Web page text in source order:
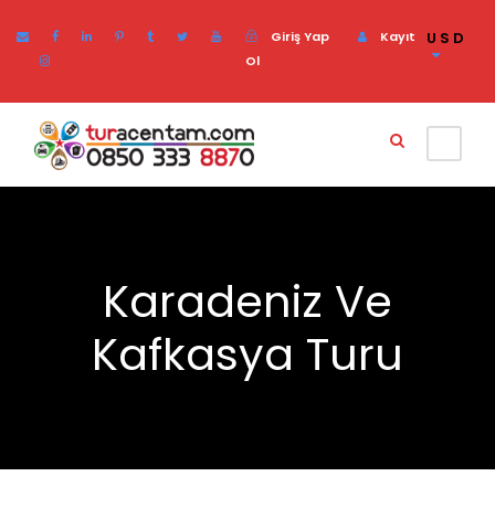
Giriş Yap
Kayıt
Ol
USD
Karadeniz Ve
Kafkasya Turu